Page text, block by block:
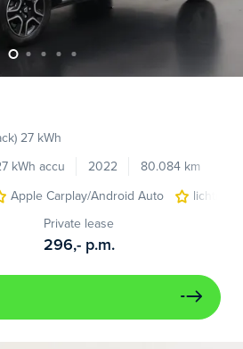
27 kWh
kWh accu 2022
80.084 km
Apple Carplay/Android Auto
Private lease
296,- p.m.